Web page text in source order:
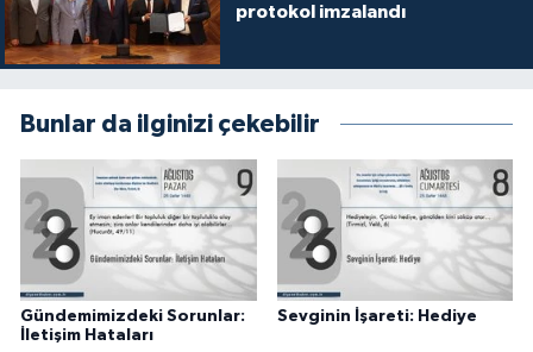
protokol imzalandı
Bunlar da ilginizi çekebilir
Gündemimizdeki Sorunlar:
İletişim Hataları
Sevginin İşareti: Hediye
Iğdır Müftülüğü
İstanbul Müftülüğü
İzmir Müftülüğü
Kahramanmaraş Müftülüğü
Karabük Müftülüğü